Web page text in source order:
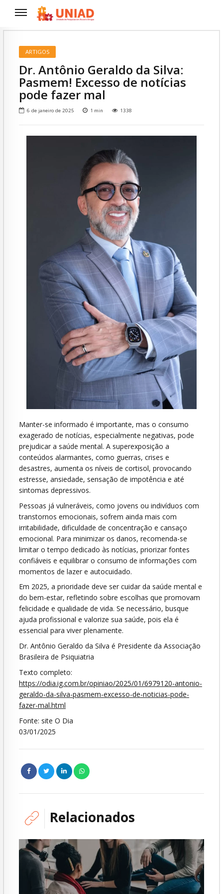
ARTIGOS
Dr. Antônio Geraldo da Silva:
Pasmem! Excesso de notícias
pode fazer mal
6 de janeiro de 2025 1 min 1338
Manter-se informado é importante, mas o consumo
exagerado de notícias, especialmente negativas, pode
prejudicar a saúde mental. A superexposição a
conteúdos alarmantes, como guerras, crises e
desastres, aumenta os níveis de cortisol, provocando
estresse, ansiedade, sensação de impotência e até
sintomas depressivos.
Pessoas já vulneráveis, como jovens ou indivíduos com
transtornos emocionais, sofrem ainda mais com
irritabilidade, dificuldade de concentração e cansaço
emocional. Para minimizar os danos, recomenda-se
limitar o tempo dedicado às notícias, priorizar fontes
confiáveis e equilibrar o consumo de informações com
momentos de lazer e autocuidado.
Em 2025, a prioridade deve ser cuidar da saúde mental e
do bem-estar, refletindo sobre escolhas que promovam
felicidade e qualidade de vida. Se necessário, busque
ajuda profissional e valorize sua saúde, pois ela é
essencial para viver plenamente.
Dr. Antônio Geraldo da Silva é Presidente da Associação
Brasileira de Psiquiatria
Texto completo:
https://odia.ig.com.br/opiniao/2025/01/6979120-antonio-
geraldo-da-silva-pasmem-excesso-de-noticias-pode-
fazer-mal.html
Fonte: site O Dia
03/01/2025
Relacionados